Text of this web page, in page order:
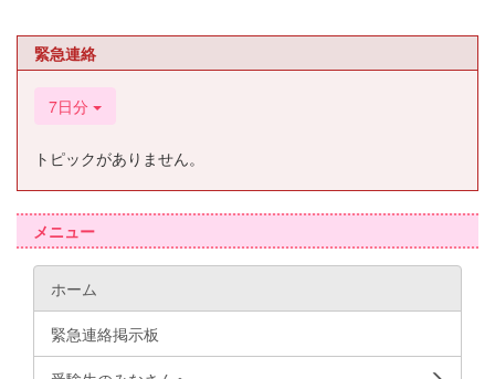
緊急連絡
7日分
トピックがありません。
メニュー
ホーム
緊急連絡掲示板